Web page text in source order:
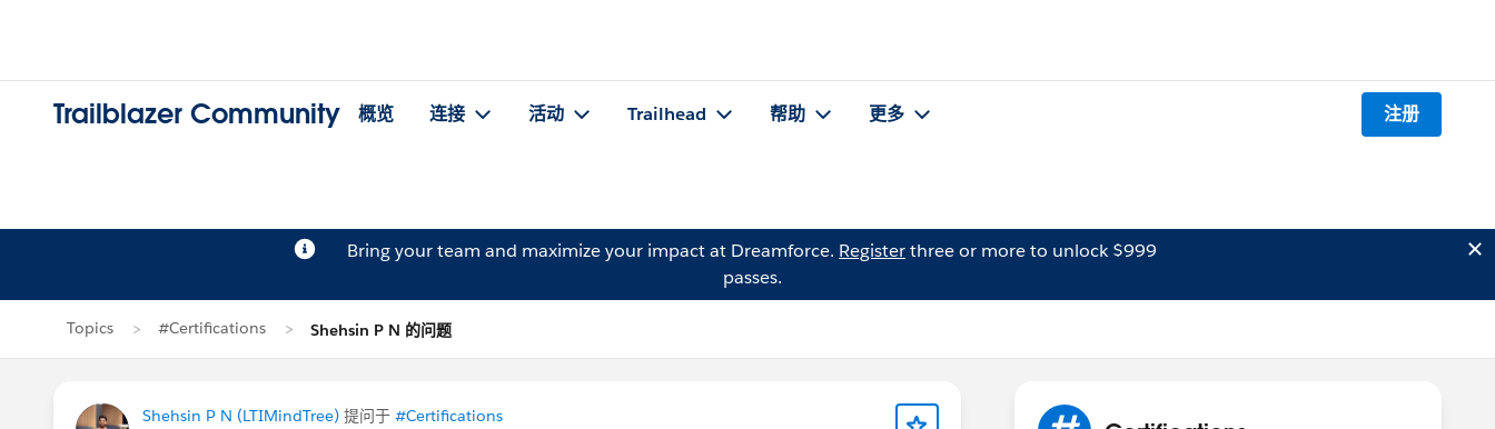
Trailblazer Community 概览 连接 活动 Trailhead 帮助 更多 注册
Bring your team and maximize your impact at Dreamforce. Registerthree or more to unlock $999
passes.
Topics #Certifications Shehsin P N 的问题
Shehsin P N (LTIMindTree) 提问于 #Certifications